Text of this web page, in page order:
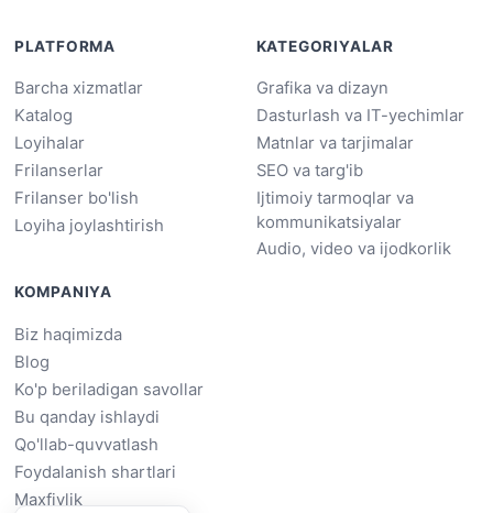
PLATFORMA
Barcha xizmatlar
Katalog
Loyihalar
Frilanserlar
Frilanser bo'lish
Loyiha joylashtirish
KATEGORIYALAR
Grafika va dizayn
Dasturlash va IT-yechimlar
Matnlar va tarjimalar
SEO va targ'ib
Ijtimoiy tarmoqlar va
kommunikatsiyalar
Audio, video va ijodkorlik
KOMPANIYA
Biz haqimizda
Blog
Ko'p beriladigan savollar
Bu qanday ishlaydi
Qo'llab-quvvatlash
Foydalanish shartlari
Maxfiylik